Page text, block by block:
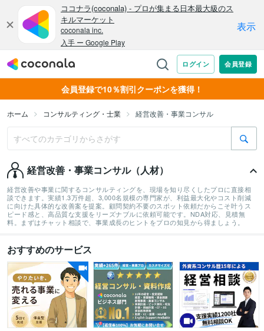
会員登録で10％割引クーポンを獲得！
ホーム コンサルティング・士業 経営改善・事業コンサル
経営改善・事業コンサル（人材）
経営改善や事業に関するコンサルティングを、現場を知り尽くしたプロに直接相
談できます。実績1.3万件超、3,000名規模の専門家が、利益最大化やコスト削減
に向けた具体的な改善案を提案。顧問契約不要のスポット依頼だからこそ叶うス
ピード感と、高品質な支援をリーズナブルに依頼可能です。NDA対応、見積無
料。まずはチャット相談で、事業成長のヒントをプロの知見から得ましょう。
おすすめのサービス